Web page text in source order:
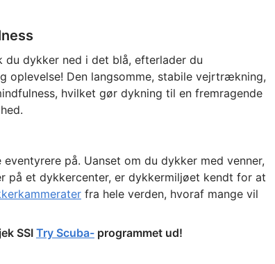
dykker ned i det blå, efterlader du
oplevelse! Den langsomme, stabile vejrtrækning,
hvilket gør dykning til en fremragende
på. Uanset om du dykker med venner,
på et dykkercenter, er dykkermiljøet kendt for at
fra hele verden, hvoraf mange vil
SSI Try Scuba-programmet ud!